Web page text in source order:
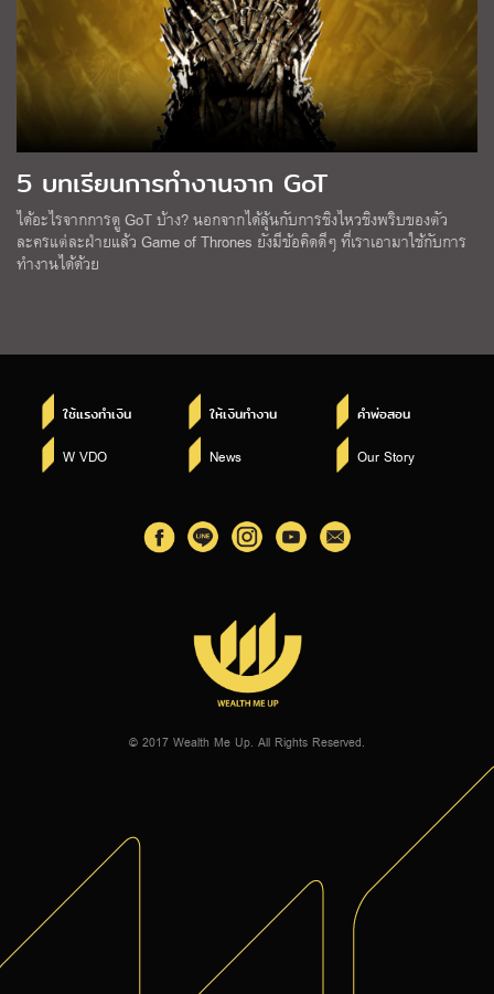
5 บทเรียนการทำงานจาก GoT
ได้อะไรจากการดู GoT บ้าง? นอกจากได้ลุ้นกับการชิงไหวชิงพริบของตัว
ละครแต่ละฝ่ายแล้ว Game of Thrones ยังมีข้อคิดดีๆ ที่เราเอามาใช้กับการ
ทำงานได้ด้วย
ใช้แรงทำเงิน ให้เงินทำงาน คำพ่อสอน
W VDO News Our Story
© 2017 Wealth Me Up. All Rights Reserved.